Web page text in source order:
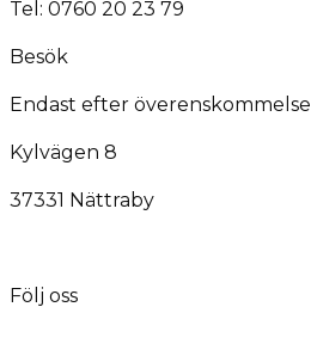
Tel: 0760 20 23 79
Besök
Endast efter överenskommelse
Kylvägen 8
37331 Nättraby
Följ oss